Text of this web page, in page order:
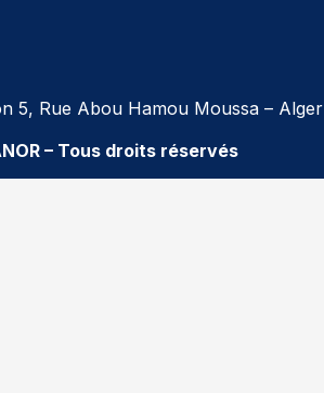
5, Rue Abou Hamou Moussa – Alger
– Tous droits réservés